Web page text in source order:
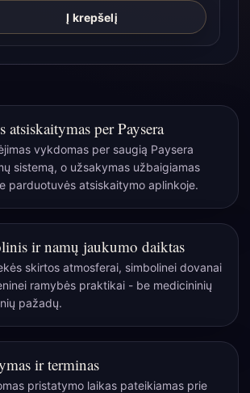
Į krepšelį
atsiskaitymas per Paysera
vykdomas per saugią Paysera
sistemą, o užsakymas užbaigiamas
parduotuvės atsiskaitymo aplinkoje.
ir namų jaukumo daiktas
skirtos atmosferai, simbolinei dovanai
ramybės praktikai - be medicininių
pažadų.
ir terminas
pristatymo laikas pateikiamas prie